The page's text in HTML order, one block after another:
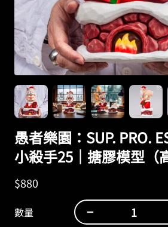
愚者樂園：SUP. PRO.
小殺手25｜搪膠模型（
$880
愚
數量 −